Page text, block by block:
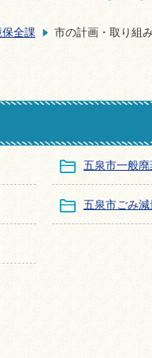
全課 市の計画・取り組み
五泉市一般
五泉市ごみ